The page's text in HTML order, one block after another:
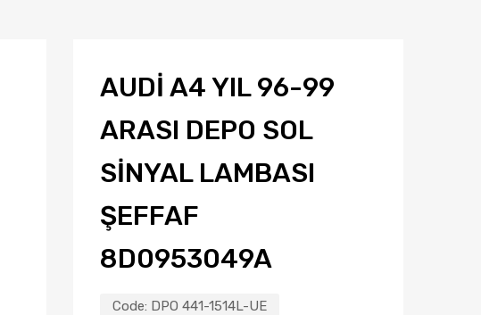
AUDI A4 YIL 96-99
ARASI DEPO SOL
SINYAL LAMBASI
ŞEFFAF
8D0953049A
Code: DPO 441-1514L-UE